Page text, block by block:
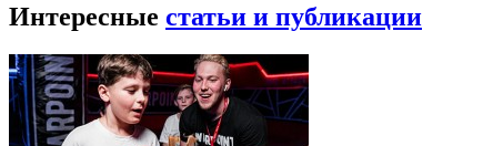
Интересные статьи и публикации